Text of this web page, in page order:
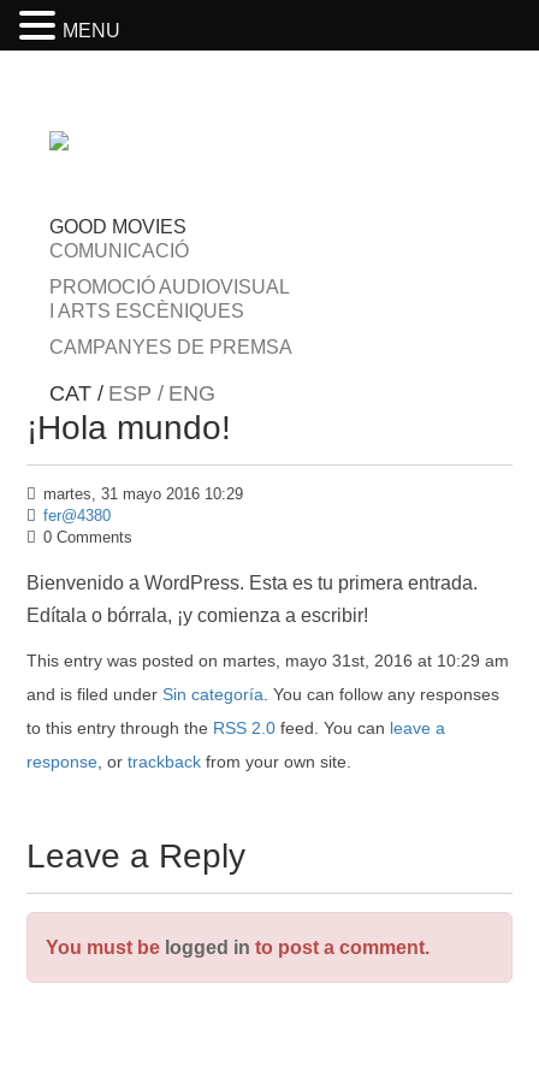
GOOD MOVIES
COMUNICACIÓ
PROMOCIÓ AUDIOVISUAL
I ARTS ESCÈNIQUES
CAMPANYES DE PREMSA
CAT / ESP / ENG
¡Hola mundo!
martes, 31 mayo 2016 10:29
fer@4380
0 Comments
Bienvenido a WordPress. Esta es tu primera entrada.
Edítala o bórrala, ¡y comienza a escribir!
This entry was posted on martes, mayo 31st, 2016 at 10:29 am
and is filed under Sin categoría. You can follow any responses
to this entry through the RSS 2.0feed. You can leave a
response, or trackbackfrom your own site.
Leave a Reply
You must be logged in to post a comment.
MENU